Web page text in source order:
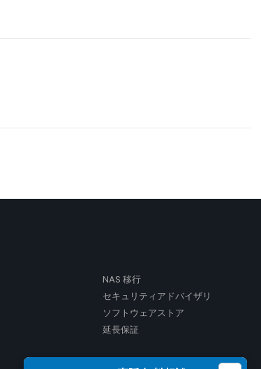
NAS 移行
セキュリティアドバイザリ
ソフトウェアストア
延長保証